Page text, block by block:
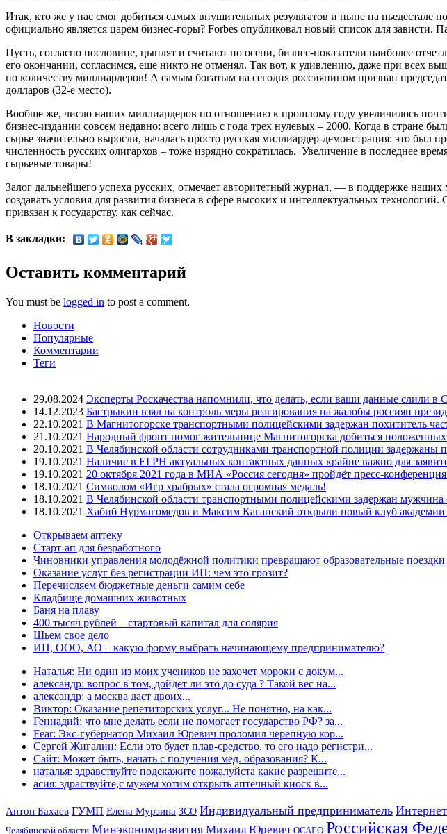
Итак, кто же у нас смог добиться самых внушительных результатов и ныне на пьедестале
официально является царем бизнес-горы? Forbes опубликовал новый список для зависти.
Пусть, согласно пословице, цыплят и считают по осени, бизнес-показатели наиболее
его окончании, согласимся, еще никто не отменял. Так вот, к удивлению, даже при всех
по количеству миллиардеров! А самым богатым на сегодня россиянином признан
долларов (32-е место).
Вообще же, число наших миллиардеров по отношению к прошлому году увеличилось
бизнес-издании совсем недавно: всего лишь с года трех нулевых – 2000. Когда в стране
сырье значительно выросли, началась просто русская миллиардер-демонстрация: это
численность русских олигархов – тоже изрядно сократилась. Увеличение в последнее
сырьевые товары!
Залог дальнейшего успеха русских, отмечает авторитетный журнал, — в поддержке
создавать условия для развития бизнеса в сфере высоких и интеллектуальных
привязан к государству, как сейчас.
В закладки:
Оставить комментарий
You must be logged in to post a comment.
Новости
Популярные
Комментарии
Теги
29.08.2024 Эксперты Роскачества напомнили, что делать, если ваши данные слили в
14.12.2023 Бастрыкин взял на контроль меры реагирования на жалобы россиян
22.10.2021 В Магнитогорске транспортными полицейскими задержан похититель
21.10.2021 Народный фронт помог жительнице Магнитогорска добиться положенных
20.10.2021 В Челябинской области сотрудниками транспортной полиции задержаны
19.10.2021 Наличие в ЕГРН актуальных контактных данных крайне важно для
19.10.2021 20 октября 2021 года в МИА «Россия сегодня» пройдёт пресс-
18.10.2021 Символом «Игр храбрых» стала огромная медаль!
18.10.2021 В Челябинской области транспортными полицейскими задержан мужчина
18.10.2021 Хабиб Нурмагомедов и Максим Каганский открыли новый клуб академии
Открываем аптеку
Старт-ап для безработного
Чиновники управления молодёжной политики превращают образовательные
Оказание услуг без регистрации ИП: чем это грозит?
Перечисляем бюджетные деньги самим себе
Кладбище домашних животных
Баня на плаву
400 тысяч рублей – стартовый капитал для солярия
Шьем свое дело
ИП, ООО, АО – какую форму выбрать начинающему предпринимателю?
Наталья: Ни один из моих учеников не захочет мороки с докум...
александр: вопрос в том, дойдет ли это до суда ? Такой вес на...
александр: а москва даст двоих...
Виктор: Оказание репетиторских услуг... Не понятно, на как...
Геннадий: что мне делать если не помогает государство РФ? за...
Fear: Экс-губернатор Михаил Юревич проломил черепную кор...
Сергей Жигалин: Если это будет плав-средство. то его надо регистри...
Сайт: Может быть, начать с получения мед. образования? К...
наталья: здравствуйте подскажите пожалуйста какие разрешите...
асия: здраствуйте,с мужем хотим открыть аптечный киоск в...
Антон Бахаев ГУМП Елена Мурзина ЗСО Индивидуальный предприниматель Интернет
Челябинской области Минэкономразвития Михаил Юревич ОСАГО Российская